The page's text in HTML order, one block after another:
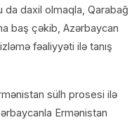
da daxil olmaqla, Qarabağ
baş çəkib, Azərbaycan
fəaliyyəti ilə tanış
sülh prosesi ilə
Ermənistan